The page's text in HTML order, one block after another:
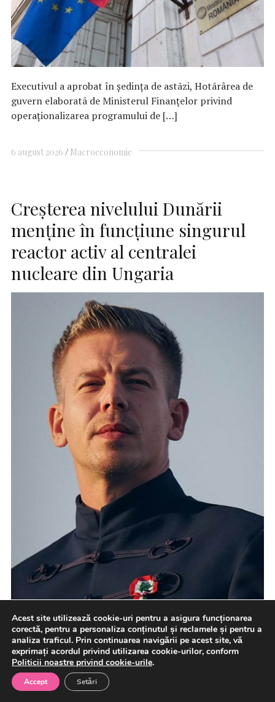
​Executivul a aprobat în ședința de astãzi, Hotãrârea de
guvern elaboratã de Ministerul Finanțelor privind
operaționalizarea programului de […]
6 august 2026 Macroeconomie
Creşterea nivelului Dunării
menţine în funcţiune singurul
reactor activ al centralei
nucleare din Ungaria
Ultimul reactor încă în funcţiune al singurei centrale
nucleare din Ungaria, de la Paks, continuă să fie
operaţional […]
Acest site utilizează cookie-uri pentru a asigura funcționarea
corectă, pentru a personaliza conținutul și reclamele și pentru a
analiza traficul. Prin continuarea navigării pe acest site, vă
exprimați acordul privind utilizarea cookie-urilor, conform
Politicii noastre privind cookie-urile.
Accept Setări